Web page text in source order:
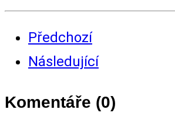
Předchozí
Následující
Komentáře (0)